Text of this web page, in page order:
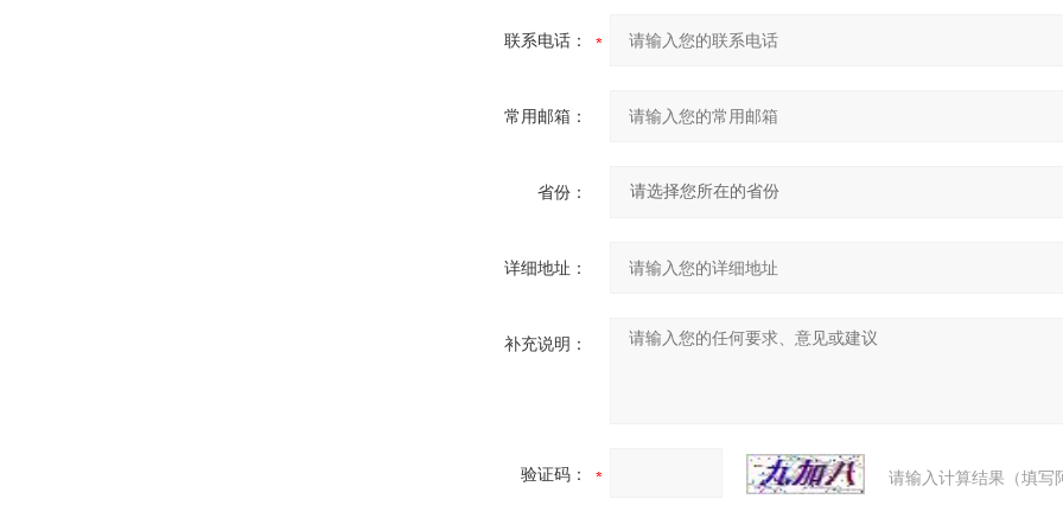
联系电话：
常用邮箱：
省份：
详细地址：
补充说明：
验证码： 请输入计算结果（填写